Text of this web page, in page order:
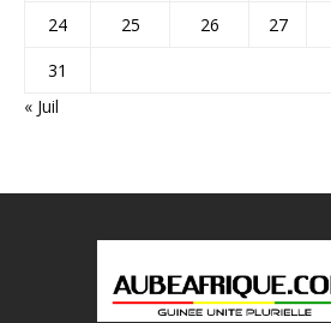
24
25 26 27
31
« Juil